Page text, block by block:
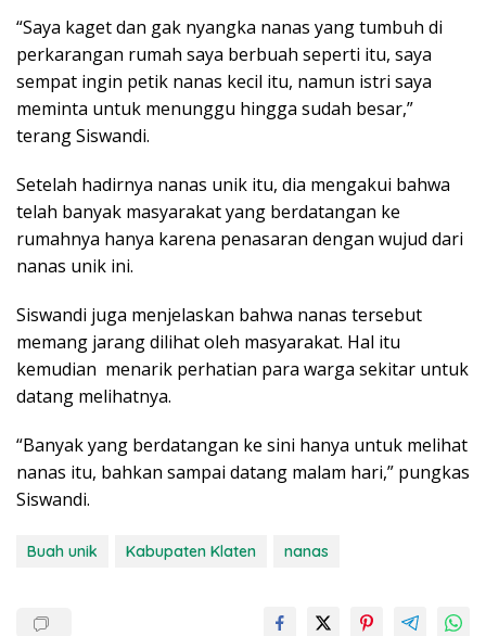
“Saya kaget dan gak nyangka nanas yang tumbuh di
perkarangan rumah saya berbuah seperti itu, saya
sempat ingin petik nanas kecil itu, namun istri saya
meminta untuk menunggu hingga sudah besar,”
terang Siswandi.
Setelah hadirnya nanas unik itu, dia mengakui bahwa
telah banyak masyarakat yang berdatangan ke
rumahnya hanya karena penasaran dengan wujud dari
nanas unik ini.
Siswandi juga menjelaskan bahwa nanas tersebut
memang jarang dilihat oleh masyarakat. Hal itu
kemudian menarik perhatian para warga sekitar untuk
datang melihatnya.
“Banyak yang berdatangan ke sini hanya untuk melihat
nanas itu, bahkan sampai datang malam hari,” pungkas
Siswandi.
Buah unik Kabupaten Klaten nanas